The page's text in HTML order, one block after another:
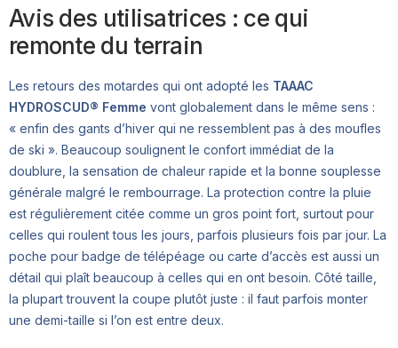
Avis des utilisatrices : ce qui
remonte du terrain
Les retours des motardes qui ont adopté les TAAAC
HYDROSCUD® Femme vont globalement dans le même sens :
« enfin des gants d’hiver qui ne ressemblent pas à des moufles
de ski ». Beaucoup soulignent le confort immédiat de la
doublure, la sensation de chaleur rapide et la bonne souplesse
générale malgré le rembourrage. La protection contre la pluie
est régulièrement citée comme un gros point fort, surtout pour
celles qui roulent tous les jours, parfois plusieurs fois par jour. La
poche pour badge de télépéage ou carte d’accès est aussi un
détail qui plaît beaucoup à celles qui en ont besoin. Côté taille,
la plupart trouvent la coupe plutôt juste : il faut parfois monter
une demi-taille si l’on est entre deux.